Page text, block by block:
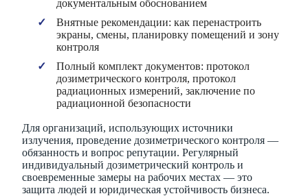
документальным обоснованием
Внятные рекомендации: как перенастроить
экраны, смены, планировку помещений и зону
контроля
Полный комплект документов: протокол
дозиметрического контроля, протокол
радиационных измерений, заключение по
радиационной безопасности
Для организаций, использующих источники
излучения, проведение дозиметрического контроля —
обязанность и вопрос репутации. Регулярный
индивидуальный дозиметрический контроль и
своевременные замеры на рабочих местах — это
защита людей и юридическая устойчивость бизнеса.